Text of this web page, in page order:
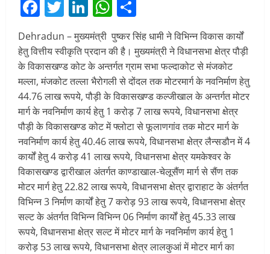
Facebook
Twitter
LinkedIn
WhatsApp
Dehradun – मुख्यमंत्री पुष्कर सिंह धामी ने विभिन्न विकास कार्यों
हेतु वित्तीय स्वीकृति प्रदान की है। मुख्यमंत्री ने विधानसभा क्षेत्र पौड़ी
के विकासखण्ड कोट के अन्तर्गत ग्राम सभा फल्दाकोट से मंजकोट
मल्ला, मंजकोट तल्ला भैरोगली से दोंदल तक मोटरमार्ग के नवनिर्माण हेतु
44.76 लाख रूपये, पौड़ी के विकासखण्ड कल्जीखाल के अन्तर्गत मोटर
मार्ग के नवनिर्माण कार्य हेतु 1 करोड़ 7 लाख रूपये, विधानसभा क्षेत्र
पौड़ी के विकासखण्ड कोट में फ्लोटा से फूलाणगांव तक मोटर मार्ग के
नवनिर्माण कार्य हेतु 40.46 लाख रूपये, विधानसभा क्षेत्र लैन्सडौन में 4
कार्यों हेतु 4 करोड़ 41 लाख रूपये, विधानसभा क्षेत्र यमकेश्वर के
विकासखण्ड द्वारीखाल अंतर्गत काण्डाखाल-चेलूसैंण मार्ग से सैंण तक
मोटर मार्ग हेतु 22.82 लाख रूपये, विधानसभा क्षेत्र द्वाराहाट के अंतर्गत
विभिन्न 3 निर्माण कार्यों हेतु 7 करोड़ 93 लाख रूपये, विधानसभा क्षेत्र
सल्ट के अंतर्गत विभिन्न विभिन्न 06 निर्माण कार्यों हेतु 45.33 लाख
रूपये, विधानसभा क्षेत्र सल्ट में मोटर मार्ग के नवनिर्माण कार्य हेतु 1
करोड़ 53 लाख रूपये, विधानसभा क्षेत्र लालकुआं में मोटर मार्ग का